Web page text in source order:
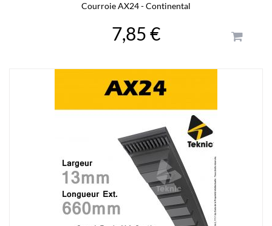
Courroie AX24 - Continental
7,85 €